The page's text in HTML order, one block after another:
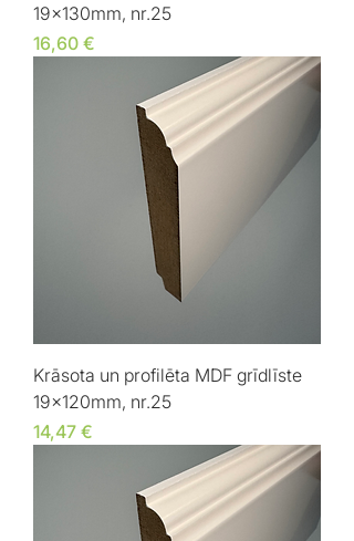
19x130mm, nr.25
Cena
16,60 €
Krāsota un profilēta MDF grīdlīste
19x120mm, nr.25
Cena
14,47 €